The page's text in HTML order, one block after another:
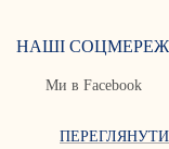
НАШІ
Ми в Facebook